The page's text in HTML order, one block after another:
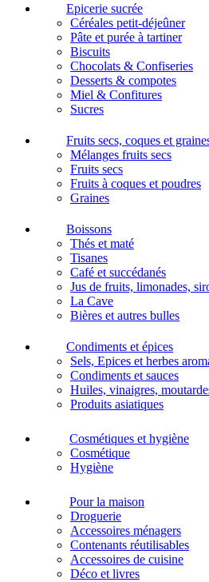
Epicerie sucrée
Céréales petit-déjeûner
Pâte et purée à tartiner
Biscuits
Chocolats & Confiseries
Desserts & compotes
Miel & Confitures
Sucres
Fruits secs, coques et
Mélanges fruits secs
Fruits secs
Fruits à coques et poudres
Graines
Boissons
Thés et maté
Tisanes
Café et succédanés
Jus de fruits, limonades,
La Cave
Bières et autres bulles
Condiments et épices
Sels, Epices et herbes
Condiments et sauces
Huiles, vinaigres,
Produits asiatiques
Cosmétiques et hygiène
Cosmétique
Hygiène
Pour la maison
Droguerie
Accessoires ménagers
Contenants réutilisables
Accessoires de cuisine
Déco et livres